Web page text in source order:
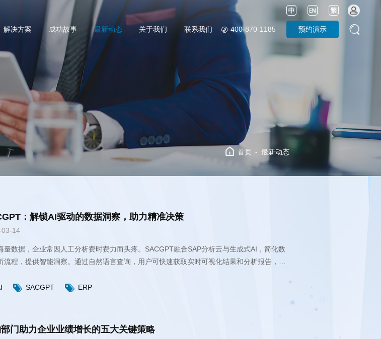
解决方案 成功故事 最新动态 关于我们 联系我们 400-870-1185 预约演示
首页 最新动态
：解锁AI驱动的数据洞察，助力精准决策
03-14
析。它像一位未来主义助手，以BI+AI驱动效率提升和业务增长。
SACGPT ERP
门助力企业业绩增长的五大关键策略